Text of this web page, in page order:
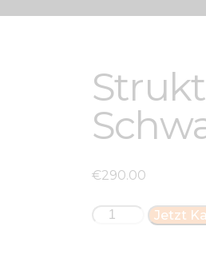
€290.00
Strukturierter
Jetzt